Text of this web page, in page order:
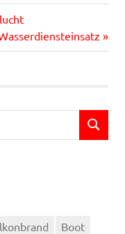
SUCHEN
Boot